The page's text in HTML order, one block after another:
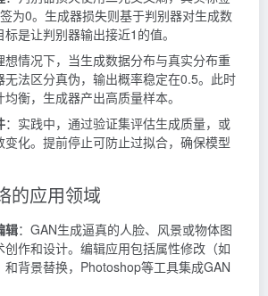
为0。生成器损失则基于判别器对生成数
是让判别器输出接近1的值。
想情况下，当生成数据分布与真实分布重
无法区分真伪，输出概率稳定在0.5。此时
衡，生成器产出高质量样本。
：实践中，通过验证集评估生成质量，或
变化。提前停止可防止过拟合，确保模型
的应用领域
辑：GAN生成逼真的人脸、风景或物体图
创作和设计。编辑应用包括属性修改（如
和背景替换，Photoshop等工具集成GAN